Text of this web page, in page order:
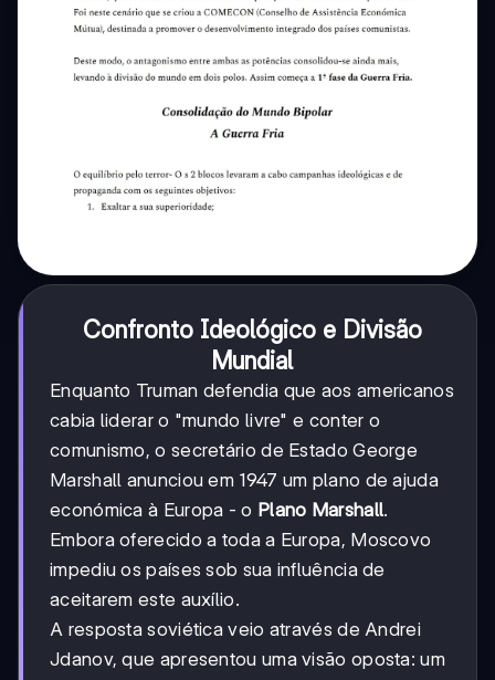
Confronto Ideológico e Divisão
Mundial
Enquanto Truman defendia que aos americanos
cabia liderar o "mundo livre" e conter o
comunismo, o secretário de Estado George
Marshall anunciou em 1947 um plano de ajuda
económica à Europa - o Plano Marshall.
Embora oferecido a toda a Europa, Moscovo
impediu os países sob sua influência de
aceitarem este auxílio.
A resposta soviética veio através de Andrei
Jdanov, que apresentou uma visão oposta: um